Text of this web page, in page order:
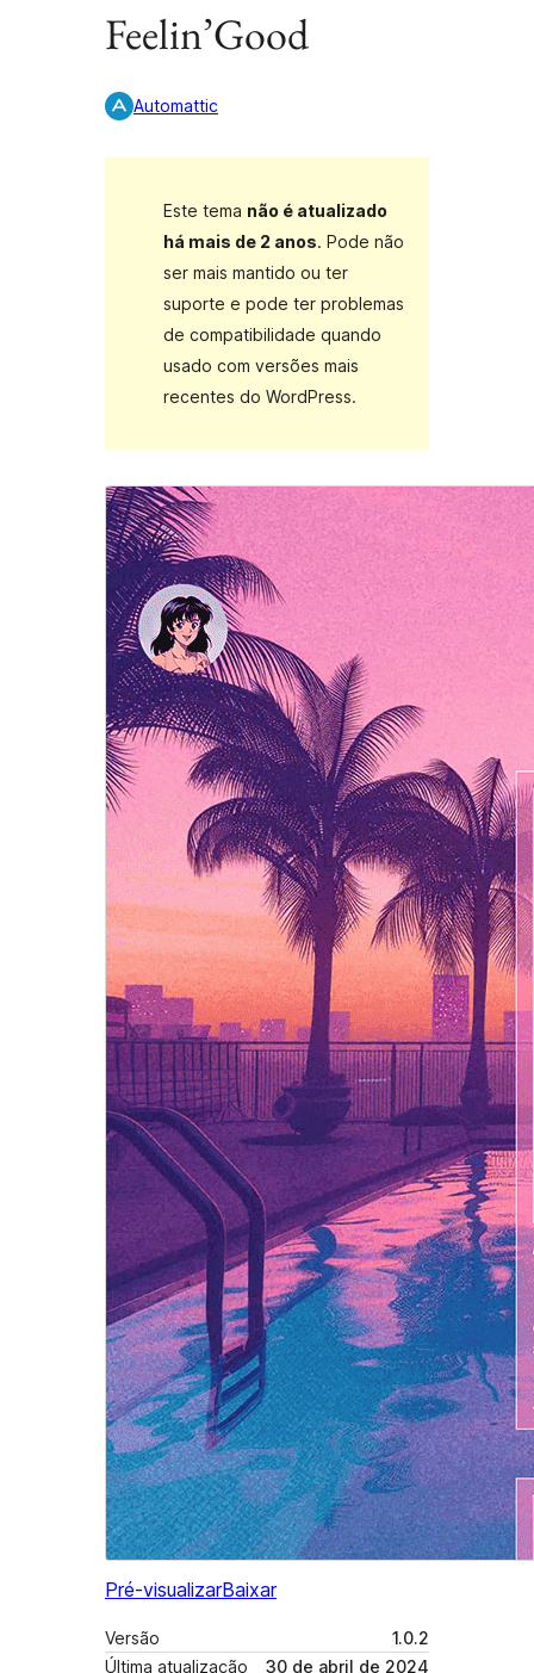
Feelin’Good
Automattic
Este tema não é atualizado
há mais de 2 anos. Pode não
ser mais mantido ou ter
suporte e pode ter problemas
de compatibilidade quando
usado com versões mais
recentes do WordPress.
Pré-visualizarBaixar
Versão
1.0.2
Última atualização
30 de abril de 2024